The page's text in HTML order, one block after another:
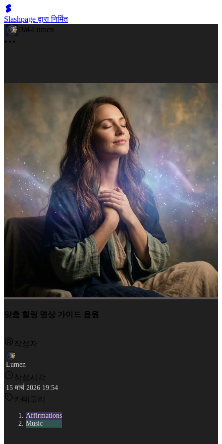
Slashpage द्वारा निर्मित
Dal-Lumen
맞춤 힐링 명상 가이드 음원
작성자
Lumen
작성시각
15 मार्च 2026 19:54
카테고리
Affirmations
Music